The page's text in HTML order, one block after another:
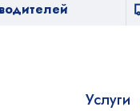
Услуги